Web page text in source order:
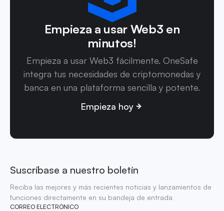
Empieza a usar Web3 en
minutos!
Empieza a usar Web3 fácilmente. OneSafe
integra tus necesidades de criptomonedas y
banca en una plataforma sencilla y potente.
Empieza hoy
Suscríbase a nuestro boletín
Reciba las mejores y más recientes noticias y lanzamientos de
funciones directamente en su bandeja de entrada
CORREO ELECTRÓNICO